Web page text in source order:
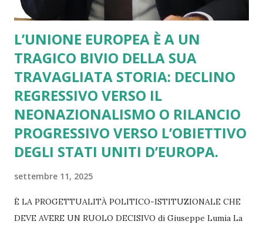
L’UNIONE EUROPEA È A UN
TRAGICO BIVIO DELLA SUA
TRAVAGLIATA STORIA: DECLINO
REGRESSIVO VERSO IL
NEONAZIONALISMO O RILANCIO
PROGRESSIVO VERSO L’OBIETTIVO
DEGLI STATI UNITI D’EUROPA.
settembre 11, 2025
È LA PROGETTUALITÀ POLITICO-ISTITUZIONALE CHE
DEVE AVERE UN RUOLO DECISIVO di Giuseppe Lumia La